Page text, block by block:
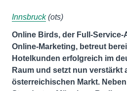
Innsbruck(ots)
Online Birds, der Full-Service-
Online-Marketing, betreut
Hotelkunden erfolgreich im
Raum und setzt nun verstärkt
österreichischen Markt.